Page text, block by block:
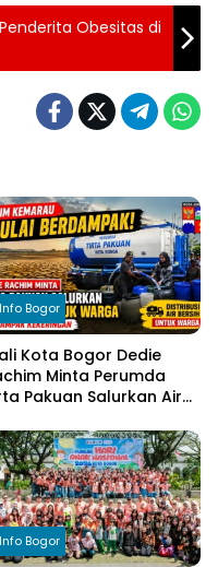
Obesitas di
Info Bogor
Kota Bogor Dedie
Minta Perumda
Pakuan Salurkan Air
Kekeringan
Info Bogor